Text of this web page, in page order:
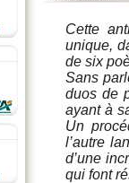
Cette
unique,
de six
Sans
duos de
ayant à
Un
l’autre
d’une
qui font